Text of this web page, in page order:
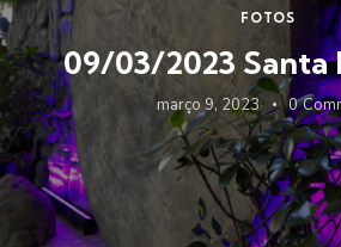
FOTOS
09/03/2023 Santa
março 9, 2023 0